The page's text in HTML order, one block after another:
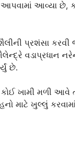
આવ્યા છે,
પ્રશંસા
વડાપ્રધાન
છે.
ખામી મળી આવે
માટે ખુલ્લું